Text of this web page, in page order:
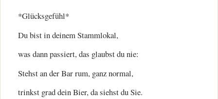
*Glücksgefühl*
Du bist in deinem Stammlokal,
was dann passiert, das glaubst du nie:
Stehst an der Bar rum, ganz normal,
trinkst grad dein Bier, da siehst du Sie.